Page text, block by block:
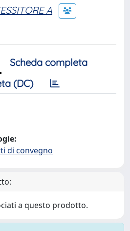
A
Scheda completa
(DC)
di convegno
a questo prodotto.